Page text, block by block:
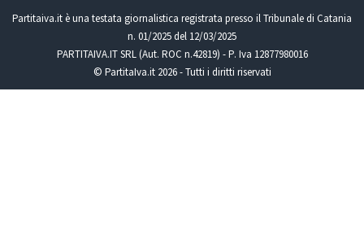
Partitaiva.it è una testata giornalistica registrata presso il Tribunale di Catania
n. 01/2025 del 12/03/2025
PARTITAIVA.IT SRL (Aut. ROC n.42819) - P. Iva 12877980016
© PartitaIva.it 2026 - Tutti i diritti riservati